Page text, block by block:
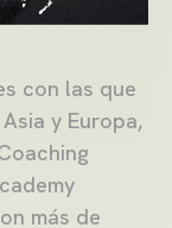
con las que
y Europa,
más de